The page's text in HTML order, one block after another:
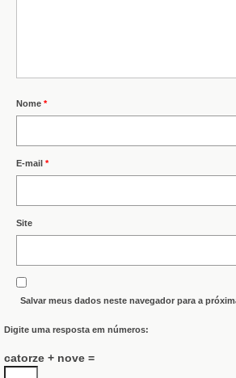
Nome *
E-mail *
Site
Salvar meus dados neste navegador para a
Digite uma resposta em números:
catorze + nove =